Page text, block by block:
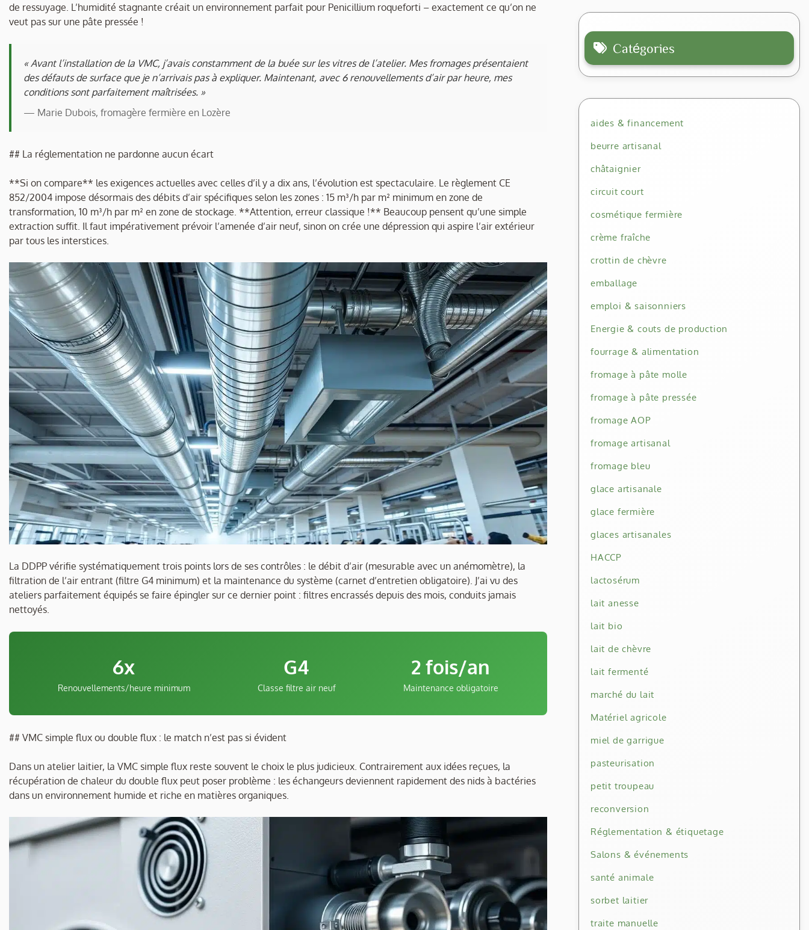
de ressuyage. L’humidité stagnante créait un environnement parfait pour Penicillium roqueforti – exactement ce qu’on ne
veut pas sur une pâte pressée !
« Avant l’installation de la VMC, j’avais constamment de la buée sur les vitres de l’atelier. Mes fromages présentaient
des défauts de surface que je n’arrivais pas à expliquer. Maintenant, avec 6 renouvellements d’air par heure, mes
conditions sont parfaitement maîtrisées. »
— Marie Dubois, fromagère fermière en Lozère
## La réglementation ne pardonne aucun écart
**Si on compare** les exigences actuelles avec celles d’il y a dix ans, l’évolution est spectaculaire. Le règlement CE
852/2004 impose désormais des débits d’air spécifiques selon les zones : 15 m³/h par m² minimum en zone de
transformation, 10 m³/h par m² en zone de stockage. **Attention, erreur classique !** Beaucoup pensent qu’une simple
extraction suffit. Il faut impérativement prévoir l’amenée d’air neuf, sinon on crée une dépression qui aspire l’air extérieur
par tous les interstices.
La DDPP vérifie systématiquement trois points lors de ses contrôles : le débit d’air (mesurable avec un anémomètre), la
filtration de l’air entrant (filtre G4 minimum) et la maintenance du système (carnet d’entretien obligatoire). J’ai vu des
ateliers parfaitement équipés se faire épingler sur ce dernier point : filtres encrassés depuis des mois, conduits jamais
nettoyés.
6x
Renouvellements/heure minimum
G4
Classe filtre air neuf
2 fois/an
Maintenance obligatoire
## VMC simple flux ou double flux : le match n’est pas si évident
Dans un atelier laitier, la VMC simple flux reste souvent le choix le plus judicieux. Contrairement aux idées reçues, la
récupération de chaleur du double flux peut poser problème : les échangeurs deviennent rapidement des nids à bactéries
dans un environnement humide et riche en matières organiques.
Catégories
aides & financement
beurre artisanal
châtaignier
circuit court
cosmétique fermière
crème fraîche
crottin de chèvre
emballage
emploi & saisonniers
Energie & couts de production
fourrage & alimentation
fromage à pâte molle
fromage à pâte pressée
fromage AOP
fromage artisanal
fromage bleu
glace artisanale
glace fermière
glaces artisanales
HACCP
lactosérum
lait anesse
lait bio
lait de chèvre
lait fermenté
marché du lait
Matériel agricole
miel de garrigue
pasteurisation
petit troupeau
reconversion
Réglementation & étiquetage
Salons & événements
santé animale
sorbet laitier
traite manuelle